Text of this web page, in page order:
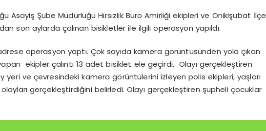
Asayiş Şube Müdürlüğü Hırsızlık Büro Amirliği ekipleri ve Onikişubat İlçe
son aylarda çalınan bisikletler ile ilgili operasyon yapıldı.
operasyon yaptı. Çok sayıda kamera görüntüsünden yola çıkan
ekipler çalıntı 13 adet bisiklet ele geçirdi. Olayı gerçekleştiren
yeri ve çevresindeki kamera görüntülerini izleyen polis ekipleri, yaşları
olayları gerçekleştirdiğini belirledi. Olayı gerçekleştiren şüpheli çocuklar